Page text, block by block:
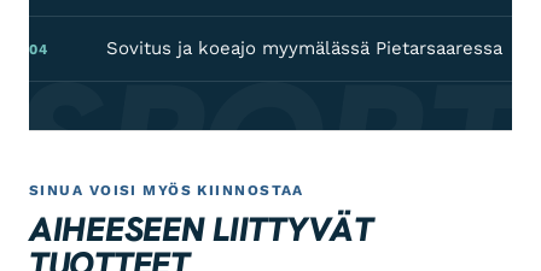
04 Sovitus ja koeajo myymälässä Pietarsaaressa
SINUA VOISI MYÖS KIINNOSTAA
AIHEESEEN LIITTYVÄT